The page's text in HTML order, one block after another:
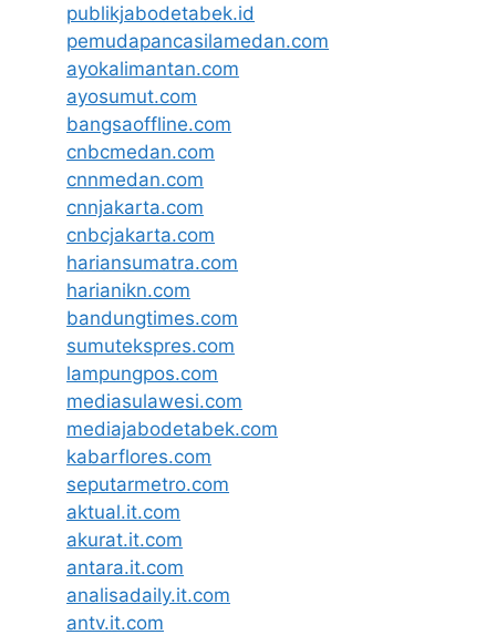
publikjabodetabek.id
pemudapancasilamedan.com
ayokalimantan.com
ayosumut.com
bangsaoffline.com
cnbcmedan.com
cnnmedan.com
cnnjakarta.com
cnbcjakarta.com
hariansumatra.com
harianikn.com
bandungtimes.com
sumutekspres.com
lampungpos.com
mediasulawesi.com
mediajabodetabek.com
kabarflores.com
seputarmetro.com
aktual.it.com
akurat.it.com
antara.it.com
analisadaily.it.com
antv.it.com